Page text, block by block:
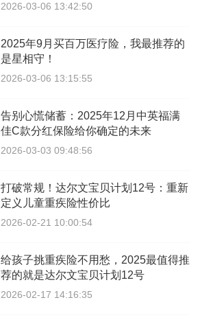
2026-03-06 13:42:50
2025年9月买百万医疗险，我最推荐的
是星相守！
2026-03-06 13:15:55
告别心慌储蓄：2025年12月中英福满
佳C款分红保险给你确定的未来
2026-03-03 09:48:56
打破常规！达尔文宝贝计划12号：重新
定义儿童重疾险性价比
2026-02-21 10:00:54
给孩子挑重疾险不用愁，2025最值得推
荐的就是达尔文宝贝计划12号
2026-02-17 14:16:35